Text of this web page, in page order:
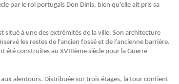
par le roi portugais Don Dinis, bien qu'elle ait pris sa
situé à une des extrémités de la ville. Son architecture
les restes de l'ancien fossé et de l’ancienne barrière.
été construites au XVIIIème siècle pour la Guerre
alentours. Distribuée sur trois étages, la tour contient